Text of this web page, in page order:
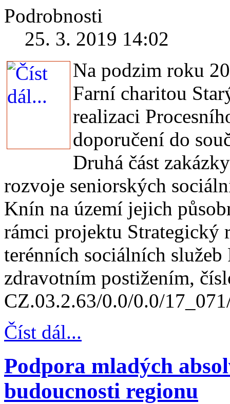
Podrobnosti
25. 3. 2019 14:02
Na podzim roku
Farní charitou
realizaci
doporučení do
Druhá část
rozvoje seniorských
Knín na území jejich
rámci projektu
terénních sociálních
zdravotním postižením,
CZ.03.2.63/0.0/0.0/
Číst dál...
Podpora mladých
budoucnosti regionu